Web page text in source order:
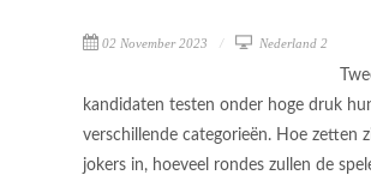
02 November 2023 Nederland 2
kandidaten testen onder hoge druk
verschillende categorieën. Hoe zetten
jokers in, hoeveel rondes zullen de